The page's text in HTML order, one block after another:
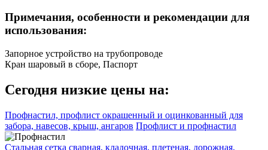
Примечания, особенности и рекомендации для
использования:
Запорное устройство на трубопроводе
Кран шаровый в сборе, Паспорт
Сегодня низкие цены на:
Профнастил, профлист окрашенный и оцинкованный для
забора, навесов, крыш, ангаров Профлист и профнастил
Стальная сетка сварная, кладочная, плетеная, дорожная,